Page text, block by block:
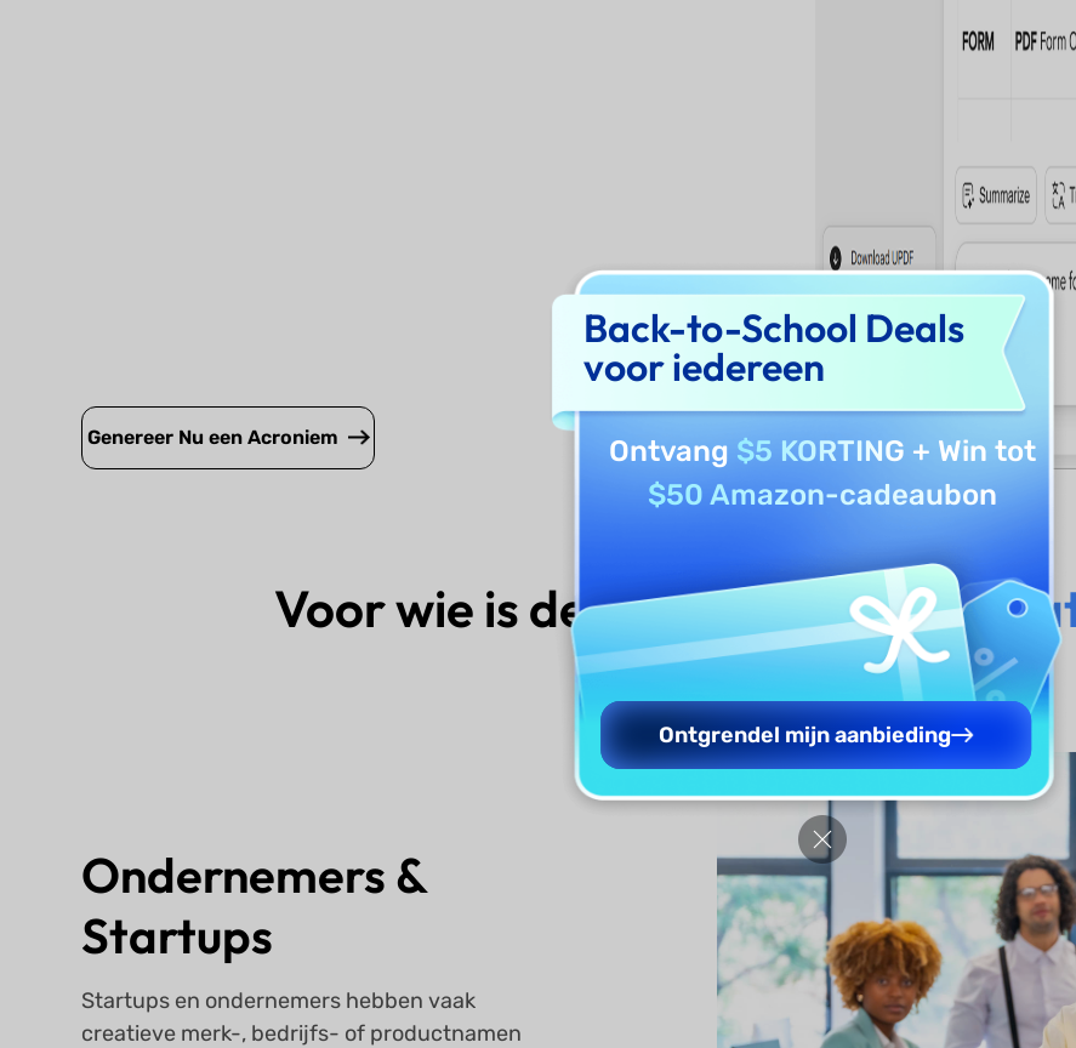
Genereer Nu een Acroniem
Voor wie is deAI Acroniem
Ondernemers &
Startups
Startups en ondernemers hebben vaak
creatieve merk-, bedrijfs- of productnamen
Back-to-School Deals
voor iedereen
Ontvang $5 KORTING + Win tot
$50 Amazon-cadeaubon
Ontgrendel mijn aanbieding